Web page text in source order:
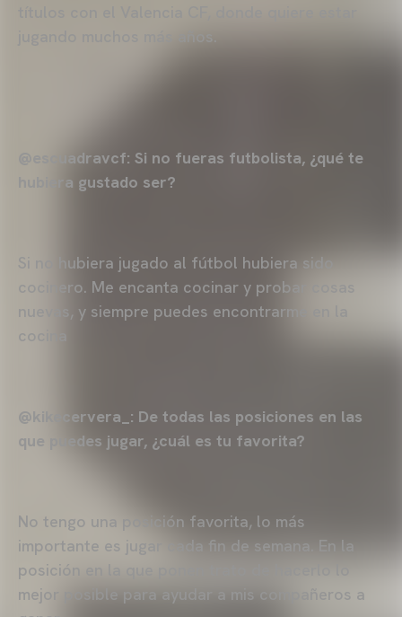
@escuadravcf: Si no fueras futbolista, ¿qué te
hubiera gustado ser?
Si no hubiera jugado al fútbol hubiera sido
cocinero. Me encanta cocinar y probar cosas
nuevas, y siempre puedes encontrarme en la
cocina
@kikecervera_: De todas las posiciones en las
que puedes jugar, ¿cuál es tu favorita?
No tengo una posición favorita, lo más
importante es jugar cada fin de semana. En la
posición en la que ponen trato de hacerlo lo
mejor posible para ayudar a mis compañeros a